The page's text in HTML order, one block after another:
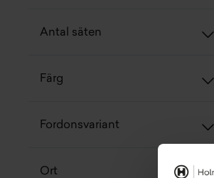
Antal säten
Färg
Fordonsvariant
Ort